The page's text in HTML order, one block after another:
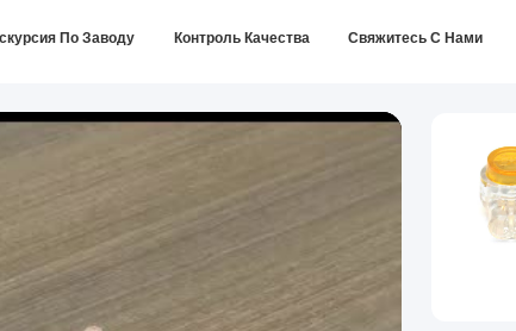
По Заводу Контроль Качества Свяжитесь С Нами